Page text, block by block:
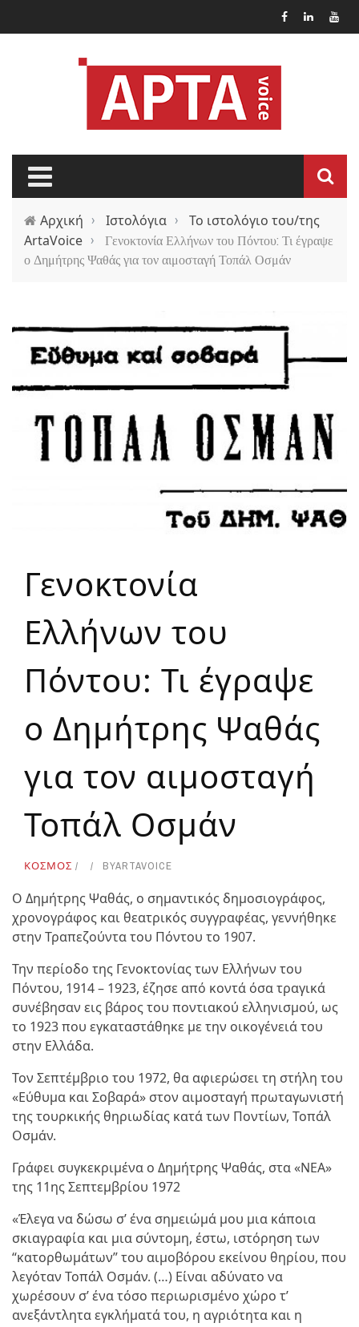
Αρχική › Ιστολόγια ›
Το ιστολόγιο του/της
ArtaVoice ›
Γενοκτονία Ελλήνων του Πόντου: Τι έγραψε
ο Δημήτρης Ψαθάς για τον αιμοσταγή Τοπάλ Οσμάν
Γενοκτονία
Ελλήνων του
Πόντου: Τι έγραψε
ο Δημήτρης Ψαθάς
για τον αιμοσταγή
Τοπάλ Οσμάν
ΚΟΣΜΟΣ BYARTAVOICE
Ο Δημήτρης Ψαθάς, ο σημαντικός δημοσιογράφος,
χρονογράφος και θεατρικός συγγραφέας, γεννήθηκε
στην Τραπεζούντα του Πόντου το 1907.
Την περίοδο της Γενοκτονίας των Ελλήνων του
Πόντου, 1914 – 1923, έζησε από κοντά όσα τραγικά
συνέβησαν εις βάρος του ποντιακού ελληνισμού, ως
το 1923 που εγκαταστάθηκε με την οικογένειά του
στην Ελλάδα.
Τον Σεπτέμβριο του 1972, θα αφιερώσει τη στήλη του
«Εύθυμα και Σοβαρά» στον αιμοσταγή πρωταγωνιστή
της τουρκικής θηριωδίας κατά των Ποντίων, Τοπάλ
Οσμάν.
Γράφει συγκεκριμένα ο Δημήτρης Ψαθάς, στα «ΝΕΑ»
της 11ης Σεπτεμβρίου 1972
«Έλεγα να δώσω σ’ ένα σημειώμά μου μια κάποια
σκιαγραφία και μια σύντομη, έστω, ιστόρηση των
“κατορθωμάτων” του αιμοβόρου εκείνου θηρίου, που
λεγόταν Τοπάλ Οσμάν. (…) Είναι αδύνατο να
χωρέσουν σ’ ένα τόσο περιωρισμένο χώρο τ’
ανεξάντλητα εγκλήματά του, η αγριότητα και η